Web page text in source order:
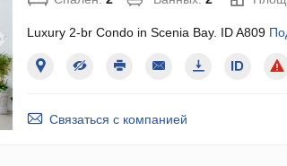
Luxury 2-br Condo in Scenia Bay. ID A809
Связаться с компанией